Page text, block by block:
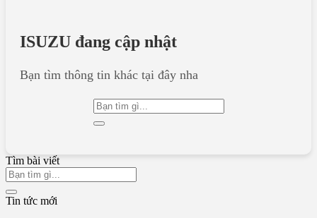
ISUZU đang cập nhật
Bạn tìm thông tin khác tại đây nha
Tìm bài viết
Tin tức mới